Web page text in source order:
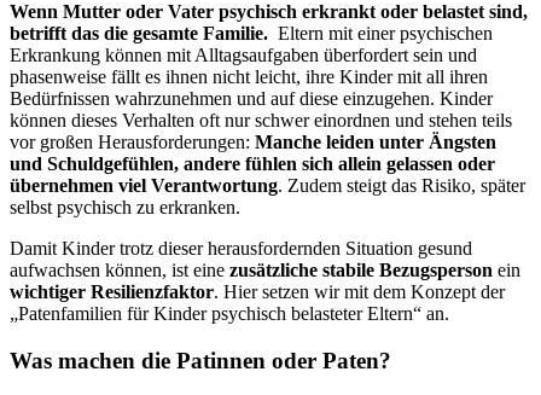
Wenn Mutter oder Vater psychisch erkrankt oder belastet sind,
betrifft das die gesamte Familie. Eltern mit einer psychischen
Erkrankung können mit Alltagsaufgaben überfordert sein und
phasenweise fällt es ihnen nicht leicht, ihre Kinder mit all ihren
Bedürfnissen wahrzunehmen und auf diese einzugehen. Kinder
können dieses Verhalten oft nur schwer einordnen und stehen teils
vor großen Herausforderungen: Manche leiden unter Ängsten
und Schuldgefühlen, andere fühlen sich allein gelassen oder
übernehmen viel Verantwortung. Zudem steigt das Risiko, später
selbst psychisch zu erkranken.
Damit Kinder trotz dieser herausfordernden Situation gesund
aufwachsen können, ist eine zusätzliche stabile Bezugsperson ein
wichtiger Resilienzfaktor. Hier setzen wir mit dem Konzept der
„Patenfamilien für Kinder psychisch belasteter Eltern“ an.
Was machen die Patinnen oder Paten?